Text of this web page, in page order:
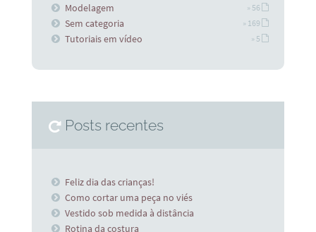
Modelagem » 56
Sem categoria » 169
Tutoriais em vídeo » 5
Posts recentes
Feliz dia das crianças!
Como cortar uma peça no viés
Vestido sob medida à distância
Rotina da costura